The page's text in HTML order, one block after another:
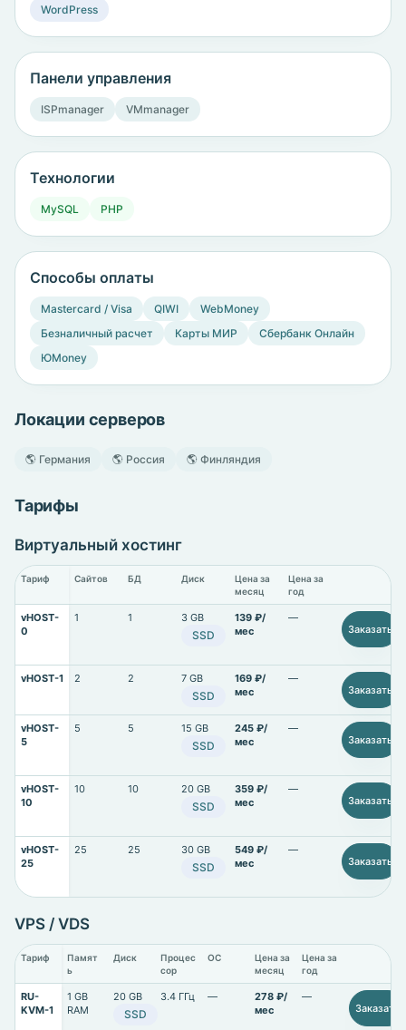
WordPress
Панели управления
ISPmanager VMmanager
Технологии
MySQL PHP
Способы оплаты
Mastercard / Visa QIWI
WebMoney
Безналичный расчет
Карты МИР
Сбербанк Онлайн
ЮMoney
Локации серверов
🌎 Германия 🌎 Россия 🌎 Финляндия
Тарифы
Виртуальный хостинг
Тариф Сайтов БД Диск
Цена за
месяц
Цена за
год
vHOST-
0
1 1 3 GB
SSD
139 ₽/
мес
—
Заказать
vHOST-1 2 2 7 GB
SSD
169 ₽/
мес
—
Заказать
vHOST-
5
5 5 15 GB
SSD
245 ₽/
мес
—
Заказать
vHOST-
10
10 10 20 GB
SSD
359 ₽/
мес
—
Заказать
vHOST-
25
25 25 30 GB
SSD
549 ₽/
мес
—
Заказать
VPS / VDS
Тариф
Памят
ь
Диск
Процес
сор
ОС
Цена за
месяц
Цена за
год
RU-
KVM-1
1 GB
RAM
20 GB
SSD
3.4 ГГц —
278 ₽/
мес
—
Заказать